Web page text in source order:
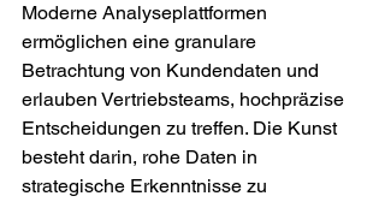
Moderne Analyseplattformen
ermöglichen eine granulare
Betrachtung von Kundendaten und
erlauben Vertriebsteams, hochpräzise
Entscheidungen zu treffen. Die Kunst
besteht darin, rohe Daten in
strategische Erkenntnisse zu